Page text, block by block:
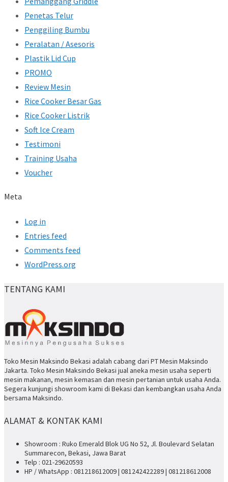
Penetas Telur
Penggiling Bumbu
Peralatan / Asesoris
Plastik Lid Cup
PROMO
Review Mesin
Rice Cooker Besar Gas
Rice Cooker Listrik
Soft Ice Cream
Testimoni
Training Usaha
Voucher
Meta
Log in
Entries feed
Comments feed
WordPress.org
TENTANG KAMI
Toko Mesin Maksindo Bekasi adalah cabang dari PT Mesin Maksindo
Jakarta. Toko Mesin Maksindo Bekasi jual aneka mesin usaha seperti
mesin makanan, mesin kemasan dan mesin pertanian untuk usaha Anda.
Segera kunjungi showroom kami di Bekasi dan kembangkan usaha Anda
bersama Maksindo.
ALAMAT & KONTAK KAMI
Showroom : Ruko Emerald Blok UG No 52, Jl. Boulevard Selatan
Summarecon, Bekasi, Jawa Barat
Telp : 021-29620593
HP / WhatsApp : 081218612009 | 081242422289 | 081218612008